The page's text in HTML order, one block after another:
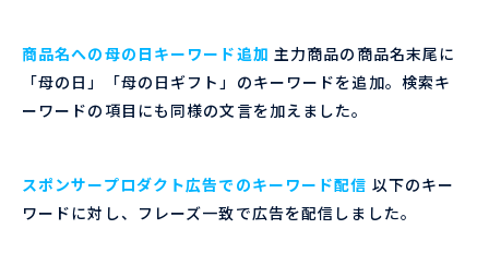
商品名への母の日キーワード追加 主力商品の商品名末尾に
「母の日」「母の日ギフト」のキーワードを追加。検索キ
ーワードの項目にも同様の文言を加えました。
スポンサープロダクト広告でのキーワード配信 以下のキー
ワードに対し、フレーズ一致で広告を配信しました。